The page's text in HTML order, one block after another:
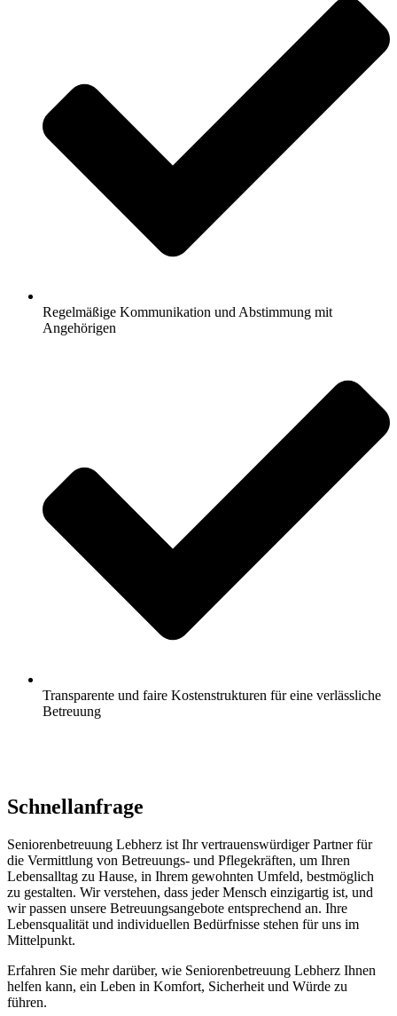
Regelmäßige Kommunikation und Abstimmung mit
Angehörigen
Transparente und faire Kostenstrukturen für eine verlässliche
Betreuung
Schnell­anfrage
Seniorenbetreuung Lebherz ist Ihr vertrauenswürdiger Partner für
die Vermittlung von Betreuungs- und Pflegekräften, um Ihren
Lebensalltag zu Hause, in Ihrem gewohnten Umfeld, bestmöglich
zu gestalten. Wir verstehen, dass jeder Mensch einzigartig ist, und
wir passen unsere Betreuungsangebote entsprechend an. Ihre
Lebensqualität und individuellen Bedürfnisse stehen für uns im
Mittelpunkt.
Erfahren Sie mehr darüber, wie Seniorenbetreuung Lebherz Ihnen
helfen kann, ein Leben in Komfort, Sicherheit und Würde zu
führen.